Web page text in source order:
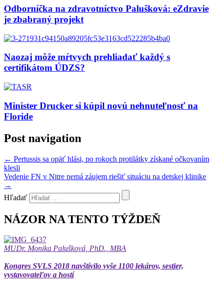
Odborníčka na zdravotníctvo Palušková: eZdravie
je zbabraný projekt
Naozaj môže mŕtvych prehliadať každý s
certifikátom ÚDZS?
Minister Drucker si kúpil novú nehnuteľnosť na
Floride
Post navigation
← Pertussis sa opäť hlási, po rokoch protilátky získané očkovaním
klesli
Vedenie FN v Nitre nemá záujem riešiť situáciu na detskej klinike
→
Hľadať
NÁZOR NA TENTO TÝŽDEŇ
MUDr. Monika Palušková, PhD., MBA
Kongres SVLS 2018 navštívilo vyše 1100 lekárov, sestier,
vystavovateľov a hostí